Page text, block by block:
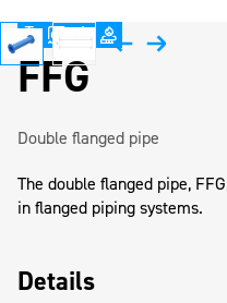
FFG
Double flanged pipe
The double flanged pipe,
in flanged piping systems.
Details